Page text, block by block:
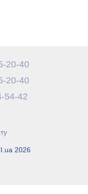
20-40
20-40
54-42
2026